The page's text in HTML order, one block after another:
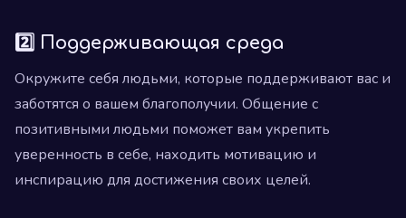
2️⃣ Поддерживающая среда
Окружите себя людьми, которые поддерживают вас и
заботятся о вашем благополучии. Общение с
позитивными людьми поможет вам укрепить
уверенность в себе, находить мотивацию и
инспирацию для достижения своих целей.